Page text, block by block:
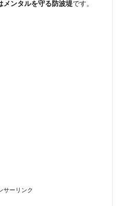
メンタルを守る防波堤です。
サーリンク